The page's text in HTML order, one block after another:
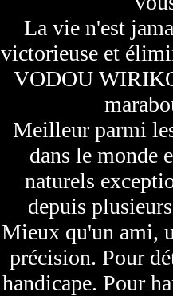
La vie n'est
victorieuse et
VODOU
Meilleur parmi
dans le monde
naturels
depuis
Mieux qu'un ami,
précision. Pour
handicape. Pour